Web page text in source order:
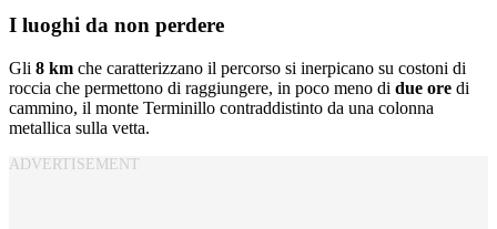
I luoghi da non perdere
Gli 8 km che caratterizzano il percorso si inerpicano su costoni di
roccia che permettono di raggiungere, in poco meno di due ore di
cammino, il monte Terminillo contraddistinto da una colonna
metallica sulla vetta.